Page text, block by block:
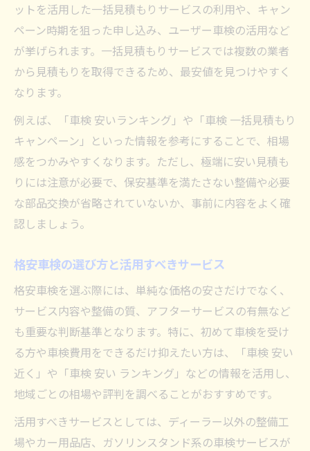
ットを活用した一括見積もりサービスの利用や、キャン
ペーン時期を狙った申し込み、ユーザー車検の活用など
が挙げられます。一括見積もりサービスでは複数の業者
から見積もりを取得できるため、最安値を見つけやすく
なります。
例えば、「車検 安いランキング」や「車検 一括見積もり
キャンペーン」といった情報を参考にすることで、相場
感をつかみやすくなります。ただし、極端に安い見積も
りには注意が必要で、保安基準を満たさない整備や必要
な部品交換が省略されていないか、事前に内容をよく確
認しましょう。
格安車検の選び方と活用すべきサービス
格安車検を選ぶ際には、単純な価格の安さだけでなく、
サービス内容や整備の質、アフターサービスの有無など
も重要な判断基準となります。特に、初めて車検を受け
る方や車検費用をできるだけ抑えたい方は、「車検 安い
近く」や「車検 安い ランキング」などの情報を活用し、
地域ごとの相場や評判を調べることがおすすめです。
活用すべきサービスとしては、ディーラー以外の整備工
場やカー用品店、ガソリンスタンド系の車検サービスが